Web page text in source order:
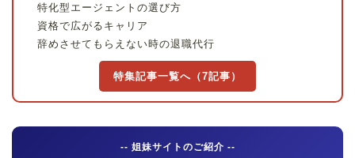
特化型エージェントの選び方
資格で広がるキャリア
辞めさせてもらえない時の退職代行
特集記事一覧へ（7記事）
-- 姐妹サイトのご紹介 --